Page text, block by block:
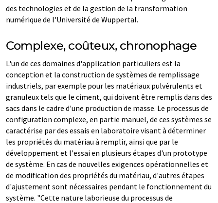
des technologies et de la gestion de la transformation
numérique de l'Université de Wuppertal.
Complexe, coûteux, chronophage
L'un de ces domaines d'application particuliers est la
conception et la construction de systèmes de remplissage
industriels, par exemple pour les matériaux pulvérulents et
granuleux tels que le ciment, qui doivent être remplis dans des
sacs dans le cadre d'une production de masse. Le processus de
configuration complexe, en partie manuel, de ces systèmes se
caractérise par des essais en laboratoire visant à déterminer
les propriétés du matériau à remplir, ainsi que par le
développement et l'essai en plusieurs étapes d'un prototype
de système. En cas de nouvelles exigences opérationnelles et
de modification des propriétés du matériau, d'autres étapes
d'ajustement sont nécessaires pendant le fonctionnement du
système. "Cette nature laborieuse du processus de